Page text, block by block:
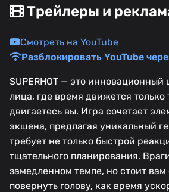
Трейлеры и
Смотреть на YouTube
Разблокировать YouTube
SUPERHOT — это инновационный
лица, где время движется только
двигаетесь вы. Игра сочетает
экшена, предлагая уникальный
требует не только быстрой
тщательного планирования.
замедленном темпе, но стоит вам
повернуть голову, как время